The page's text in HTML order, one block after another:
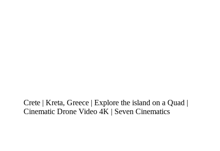
Crete | Kreta, Greece | Explore the island on a Quad |
Cinematic Drone Video 4K | Seven Cinematics